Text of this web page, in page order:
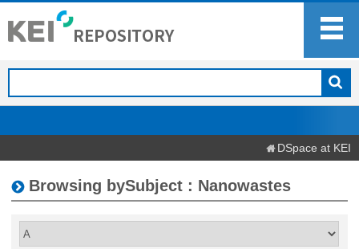
DSpace at KEI
Browsing bySubject : Nanowastes